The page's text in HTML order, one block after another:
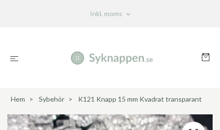
Inkl. moms
Hem Sybehör K121 Knapp 15 mm Kvadrat transparant